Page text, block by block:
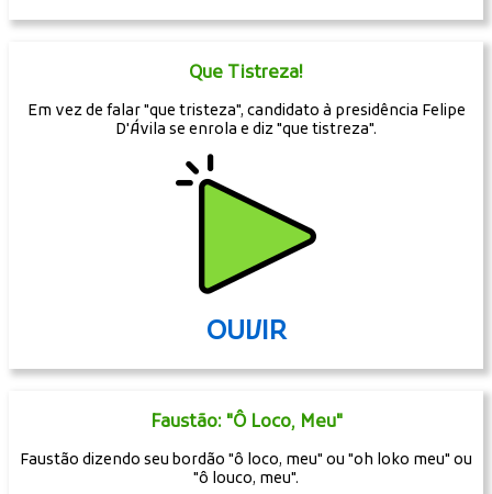
Que Tistreza!
Em vez de falar "que tristeza", candidato à presidência Felipe
D'Ávila se enrola e diz "que tistreza".
OUVIR
Faustão: "Ô Loco, Meu"
Faustão dizendo seu bordão "ô loco, meu" ou "oh loko meu" ou
"ô louco, meu".